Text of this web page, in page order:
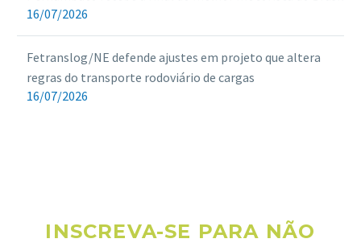
16/07/2026
Fetranslog/NE defende ajustes em projeto que altera
regras do transporte rodoviário de cargas
16/07/2026
INSCREVA-SE PARA NÃO